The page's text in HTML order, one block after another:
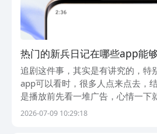
热门的新兵日记在哪些app能
在哪个app可以看
追剧这件事，其实是有讲究的，特
app可以看时，很多人点来点去，
是播放前先看一堆广告，心情一下
光看名字热闹，最重要还得看资源
2026-07-09 10:29:18